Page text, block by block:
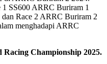
SS600 ARRC Buriram 1
dan Race 2 ARRC Buriram 2
menghadapi ARRC
Championship 2025.